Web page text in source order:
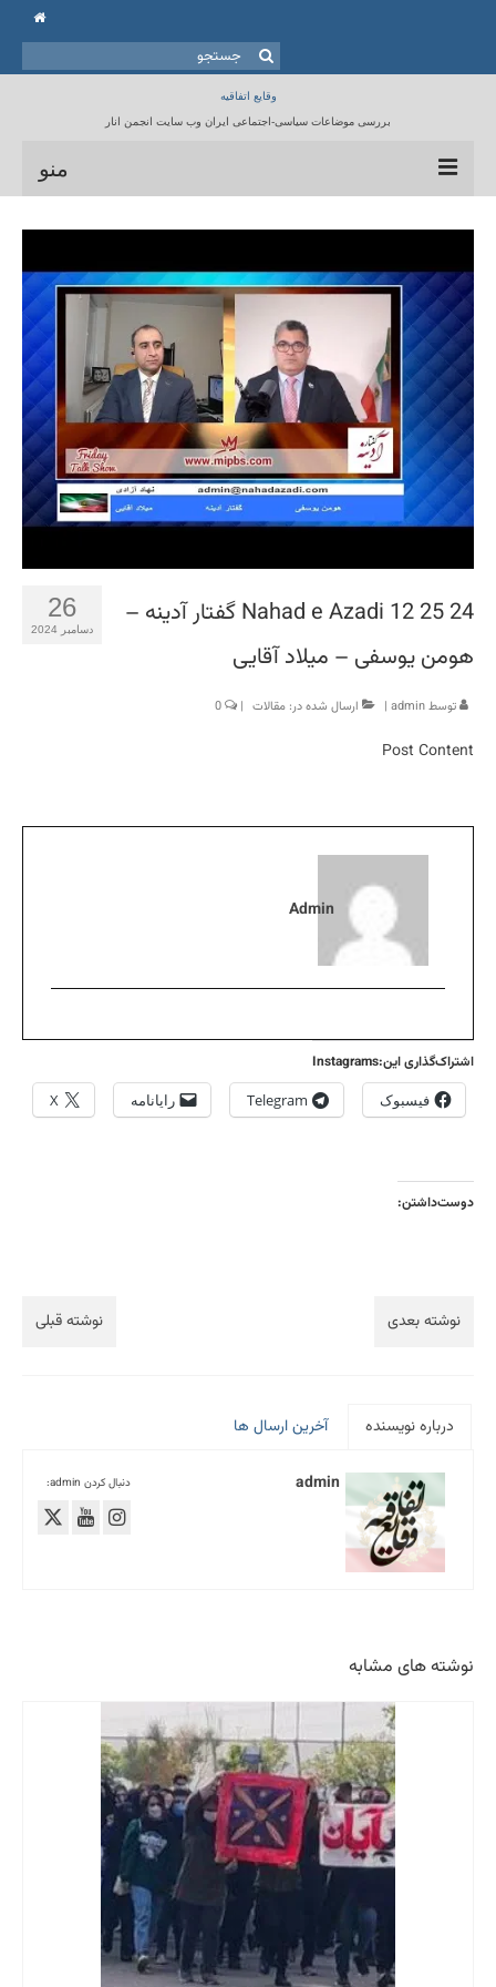
جستجو
برای:
وقایع اتفاقیه
بررسی موضاعات سیاسی-اجتماعی ایران وب سایت انجمن انار
منو
خانه
انجمن انار
مقالات
برنامه ها
کتابخانه
تماس با ما
26
دسامبر 2024
Nahad e Azadi 12 25 24 گفتار آدینه –
هومن یوسفی – میلاد آقایی
توسطadmin
| ارسال شده در: مقالات |
Post Content
Admin
اشتراک‌گذاری این:Instagrams
فیسبوک
Telegram رایانامه X
دوست‌داشتن:
نوشته قبلی نوشته بعدی
درباره نویسنده آخرین ارسال ها
دنبال کردن admin: admin
نوشته های مشابه